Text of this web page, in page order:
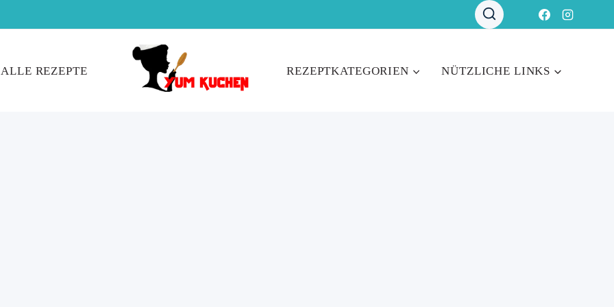
ALLE REZEPTE REZEPTKATEGORIEN NÜTZLICHE LINKS